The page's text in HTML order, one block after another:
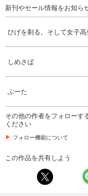
新刊やセール情報をお知ら
ひげを剃る。そして女子高
しめさば
ぶーた
その他の作者をフォローす
ください
フォロー機能について
この作品を共有しよう